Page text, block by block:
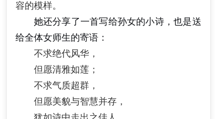
容的模样。
她还分享了一首写给孙女的小诗，也是送
给全体女师生的寄语：
不求绝代风华，
但愿清雅如莲；
不求气质超群，
但愿美貌与智慧并存，